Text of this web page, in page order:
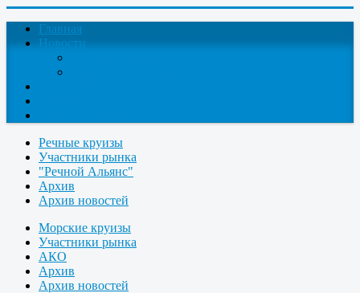
Главная
Новости
Речные круизы
Участники рынка
"Речной Альянс"
Архив
Архив новостей
Морские круизы
Участники рынка
АКО
Архив
Архив новостей